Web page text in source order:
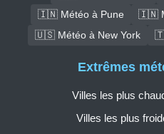
🇮🇳 Météo à Pune
🇮🇳
🇺🇸 Météo à New York
Extrêmes
Villes les plus
Villes les plus